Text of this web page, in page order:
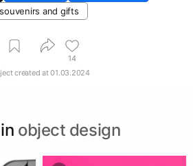
souvenirs and gifts
14
created at01.03.2024
object design